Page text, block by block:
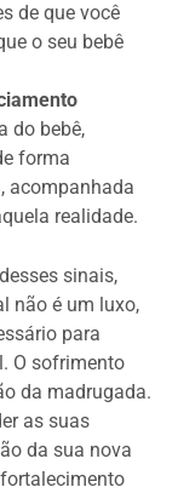
de que você
o seu bebê
do bebê,
forma
acompanhada
realidade.
sinais,
não é um luxo,
para
O sofrimento
da madrugada.
as suas
da sua nova